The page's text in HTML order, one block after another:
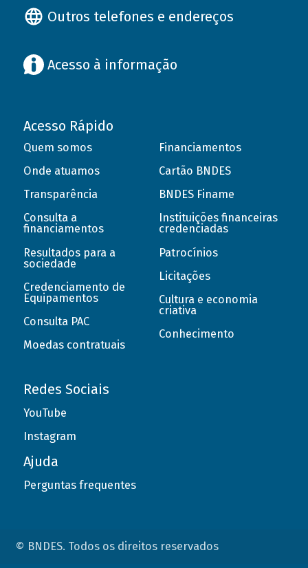
Outros telefones e endereços
Acesso à informação
Acesso Rápido
Quem somos
Onde atuamos
Transparência
Consulta a
financiamentos
Resultados para a
sociedade
Credenciamento de
Equipamentos
Consulta PAC
Moedas contratuais
Financiamentos
Cartão BNDES
BNDES Finame
Instituições financeiras
credenciadas
Patrocínios
Licitações
Cultura e economia
criativa
Conhecimento
Redes Sociais
YouTube
Instagram
Ajuda
Perguntas frequentes
© BNDES. Todos os direitos reservados